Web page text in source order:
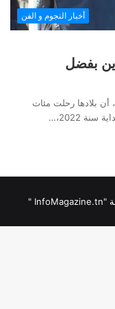
أخبار النجوم و الفن
بفضل
أن بلادها رحلت مئات
2022،…